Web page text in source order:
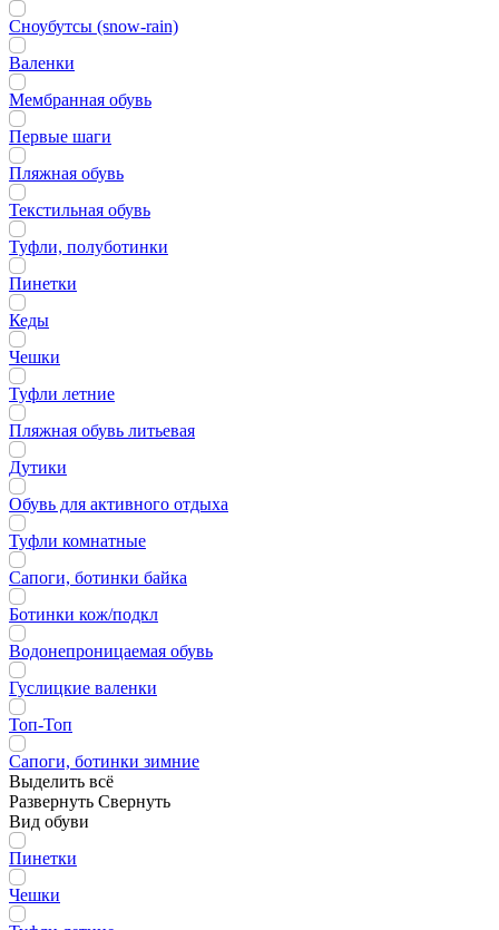
Сноубутсы (snow-rain)
Валенки
Мембранная обувь
Первые шаги
Пляжная обувь
Текстильная обувь
Туфли, полуботинки
Пинетки
Кеды
Чешки
Туфли летние
Пляжная обувь литьевая
Дутики
Обувь для активного отдыха
Туфли комнатные
Сапоги, ботинки байка
Ботинки кож/подкл
Водонепроницаемая обувь
Гуслицкие валенки
Топ-Топ
Сапоги, ботинки зимние
Выделить всё
Развернуть Свернуть
Вид обуви
Пинетки
Чешки